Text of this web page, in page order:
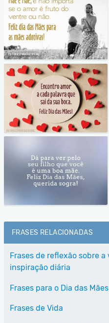
FRASES RELACIONADAS
Frases de reflexão sobre
inspiração diária
Frases para o Dia das Mães
Frases de Vida